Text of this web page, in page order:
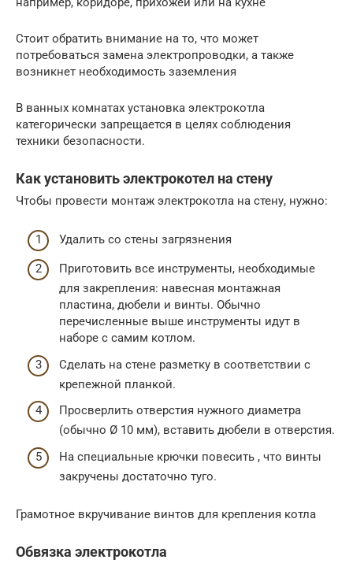
Стоит обратить внимание на то, что может
потребоваться замена электропроводки, а также
возникнет необходимость заземления
В ванных комнатах установка электрокотла
категорически запрещается в целях соблюдения
техники безопасности.
Как установить электрокотел на стену
Чтобы провести монтаж электрокотла на стену, нужно:
Удалить со стены загрязнения
Приготовить все инструменты, необходимые
для закрепления: навесная монтажная
пластина, дюбели и винты. Обычно
перечисленные выше инструменты идут в
наборе с самим котлом.
Сделать на стене разметку в соответствии с
крепежной планкой.
Просверлить отверстия нужного диаметра
(обычно Ø 10 мм), вставить дюбели в отверстия.
На специальные крючки повесить , что винты
закручены достаточно туго.
Грамотное вкручивание винтов для крепления котла
Обвязка электрокотла